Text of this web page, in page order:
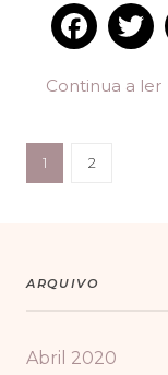
Continua a ler
1 2
ARQUIVO
Abril 2020